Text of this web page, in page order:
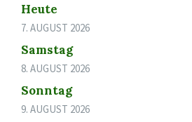
Heute
7. AUGUST 2026
Samstag
8. AUGUST 2026
Sonntag
9. AUGUST 2026